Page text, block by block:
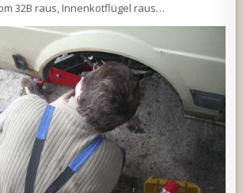
32B raus, Innenkotflügel raus…